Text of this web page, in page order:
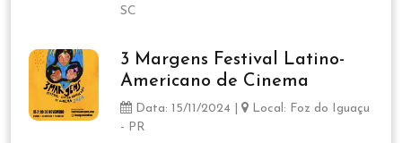
SC
3 Margens Festival Latino-
Americano de Cinema
Data: 15/11/2024 |
Local: Foz do Iguaçu
- PR